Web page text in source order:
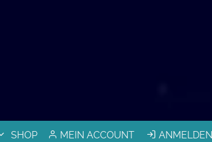
MEIN ACCOUNT ANMELDEN
SHOP